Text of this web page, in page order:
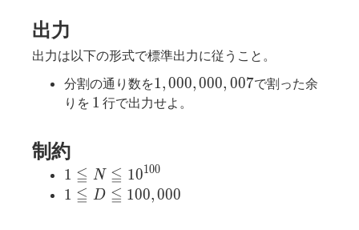
出力
出力は以下の形式で標準出力に従うこと。
分割の通り数を1,000,000,007
1,000, 000, 007で割った余
りを 1
1 行で出力せよ。
制約
1≦N≦{10}^{100}
1 ≦ N ≦ 10100
1≦D≦100,000
1 ≦ D ≦ 100,000